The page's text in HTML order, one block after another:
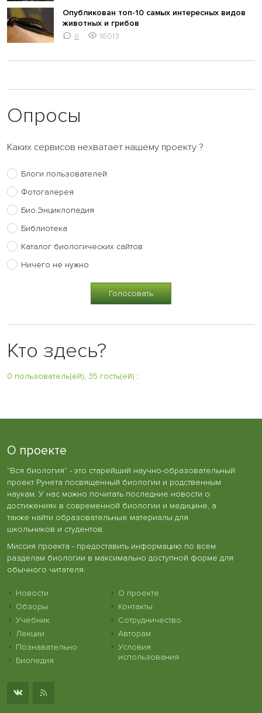
Опубликован топ-10 самых интересных видов
животных и грибов
0 16013
Опросы
Каких сервисов нехватает нашему проекту ?
Блоги пользователей
Фотогалерея
Био.Энциклопедия
Библиотека
Каталог биологических сайтов
Ничего не нужно
Кто здесь?
0 пользователь(ей), 35 гость(ей) :
О проекте
"Вся биология" - это старейший научно-образовательный
проект Рунета посвященный биологии и родственным
наукам. У нас можно почитать последние новости о
достижениях в современной биологии и медицине, а
также найти образовательные материалы для
школьников и студентов.
Миссия проекта - предоставить информацию по всем
разделам биологии в максимально доступной форме для
обычного читателя.
Новости
Обзоры
Учебник
Лекции
Познавательно
Биопедия
О проекте
Контакты
Сотрудничество
Авторам
Условия
использования